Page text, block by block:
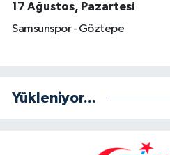
17 Ağustos, Pazartesi
Samsunspor - Göztepe
Yükleniyor...